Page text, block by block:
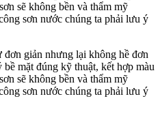
sẽ không bền và thẩm mỹ
sơn nước chúng ta phải lưu ý
giản nhưng lại không hề đơn
mặt đúng kỹ thuật, kết hợp màu
sẽ không bền và thẩm mỹ
sơn nước chúng ta phải lưu ý